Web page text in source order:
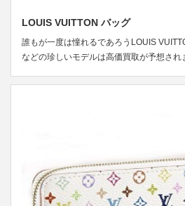
LOUIS VUITTON バッグ
誰もが一度は憧れるであろうLOUIS
などの珍しいモデルは高価買取が予想され